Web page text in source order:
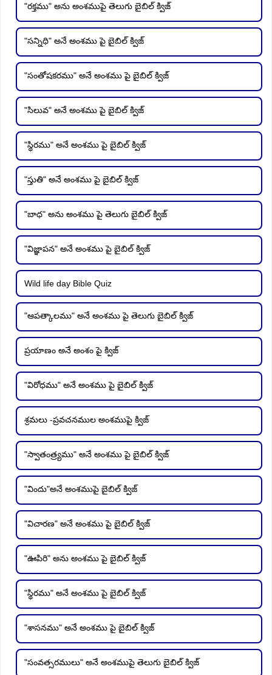
"రక్తము" అను అంశముపై తెలుగు బైబిల్ క్విజ్
"సన్నిధి" అనే అంశము పై బైబిల్ క్విజ్
"సంతోషకరము" అనే అంశము పై బైబిల్ క్విజ్
"సిలువ" అనే అంశము పై బైబిల్ క్విజ్
"స్థిరము" అనే అంశము పై బైబిల్ క్విజ్
"స్తుతి" అనే అంశము పై బైబిల్ క్విజ్
"బాధ" అను అంశము పై తెలుగు బైబిల్ క్విజ్
"విజ్ఞాపన" అనే అంశము పై బైబిల్ క్విజ్
Wild life day Bible Quiz
"ఆపత్కాలము" అనే అంశము పై తెలుగు బైబిల్ క్విజ్
ప్రయాణం అనే అంశం పై క్విజ్
"విరోధము" అనే అంశము పై బైబిల్ క్విజ్
శ్రమలు -ప్రవచనముల అంశముపై క్విజ్
"స్వాతంత్ర్యము" అనే అంశము పై బైబిల్ క్విజ్
"విందు"అనే అంశముపై బైబిల్ క్విజ్
"విచారణ" అనే అంశము పై బైబిల్ క్విజ్
"ఊపిరి" అను అంశము పై బైబిల్ క్విజ్
"స్థిరము" అనే అంశము పై బైబిల్ క్విజ్
"శాసనము" అనే అంశము పై బైబిల్ క్విజ్
"సంవత్సరములు" అనే అంశముపై తెలుగు బైబిల్ క్విజ్